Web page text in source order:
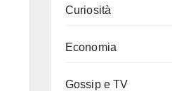
Curiosità
Economia
Gossip e TV